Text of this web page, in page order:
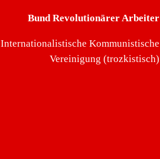
Bund Revolutionärer Arbeiter
Internationalistische Kommunistische
Vereinigung (trozkistisch)